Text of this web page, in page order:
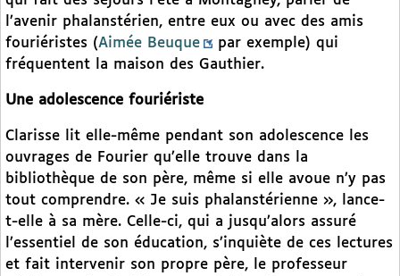
l’avenir phalanstérien, entre eux ou avec des amis
fouriéristes (Aimée Beuque
par exemple) qui
fréquentent la maison des Gauthier.
Une adolescence fouriériste
Clarisse lit elle-même pendant son adolescence les
ouvrages de Fourier qu’elle trouve dans la
bibliothèque de son père, même si elle avoue n’y pas
tout comprendre. « Je suis phalanstérienne », lance-
t-elle à sa mère. Celle-ci, qui a jusqu’alors assuré
l’essentiel de son éducation, s’inquiète de ces lectures
et fait intervenir son propre père, le professeur